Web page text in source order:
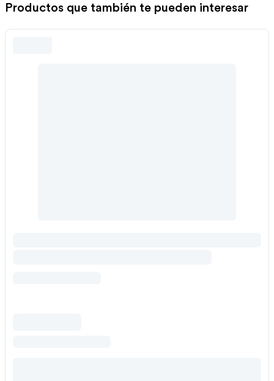
Productos que también te pueden interesar